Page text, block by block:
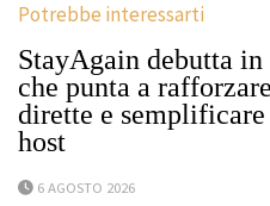
Potrebbe interessarti
StayAgain debutta
che punta a
dirette e
host
6 AGOSTO 2026